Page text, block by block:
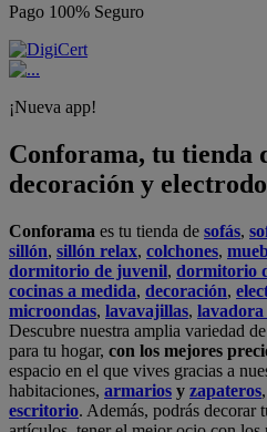
Pago 100% Seguro
¡Nueva app!
Conforama, tu tienda
decoración y
Conforama es tu tienda de sofás,
sillón, sillón relax, colchones,
dormitorio de juvenil, dormitorio
cocinas a medida, decoración,
microondas, lavavajillas, lavadora
Descubre nuestra amplia variedad
para tu hogar, con los mejores
espacio en el que vives gracias a
habitaciones, armarios y zapateros,
escritorio. Además, podrás decorar